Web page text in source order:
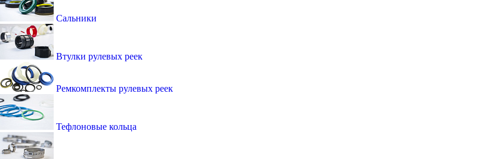
Сальники
Втулки рулевых реек
Ремкомплекты рулевых реек
Тефлоновые кольца